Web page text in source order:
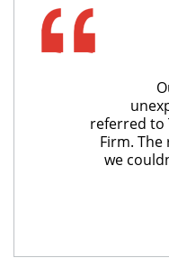
Welfare
Kerry S.
Angeles, CA
Law
and I
team to